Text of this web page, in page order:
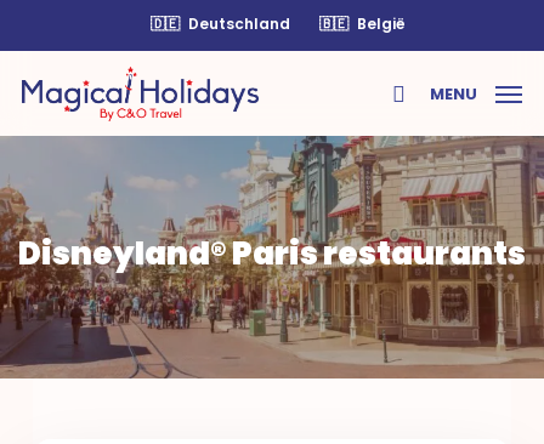
main
content
🇩🇪 Deutschland 🇧🇪 België
search
MENU
Disneyland® Paris restaurants